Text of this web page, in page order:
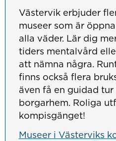
Västervik erbjuder
museer som är
alla väder. Lär dig
tiders mentalvård
att nämna några.
finns också flera
även få en guidad
borgarhem. Roliga
kompisgänget!
Museer i Västerviks